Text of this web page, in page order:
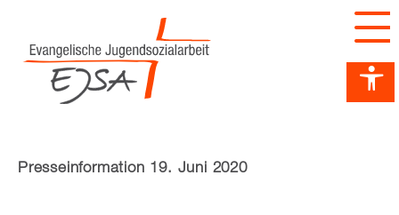
Barrierefreiheit Dashboard öffnen
Hauptnavigation anzeigen
zum Inhalt springen
Tastenkombinationen anzeigen
Presseinformation 19. Juni 2020